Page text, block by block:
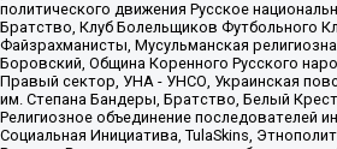
политического движения Русское
Братство, Клуб Болельщиков Футбольного
Файзрахманисты, Мусульманская
Боровский, Община Коренного Русского
Правый сектор, УНА - УНСО, Украинская
им. Степана Бандеры, Братство, Белый
Религиозное объединение последователей
Социальная Инициатива, TulaSkins,